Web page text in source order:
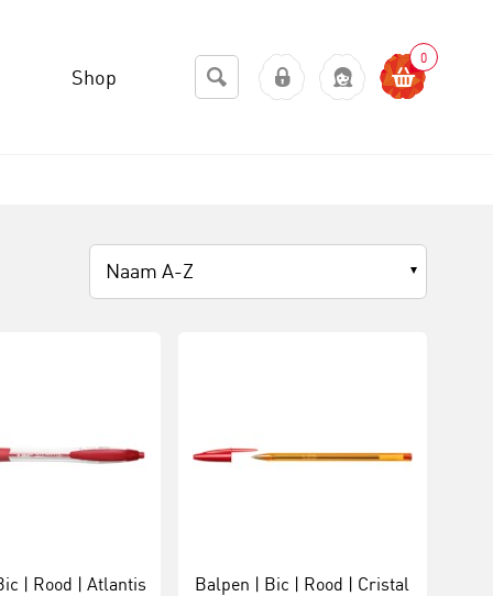
Shop
0
Naam A-Z
| Rood | Atlantis Balpen | Bic | Rood | Cristal